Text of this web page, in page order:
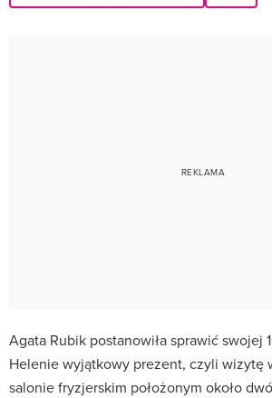
Agata Rubik postanowiła sprawić swojej
Helenie wyjątkowy prezent, czyli wizytę
salonie fryzjerskim położonym około